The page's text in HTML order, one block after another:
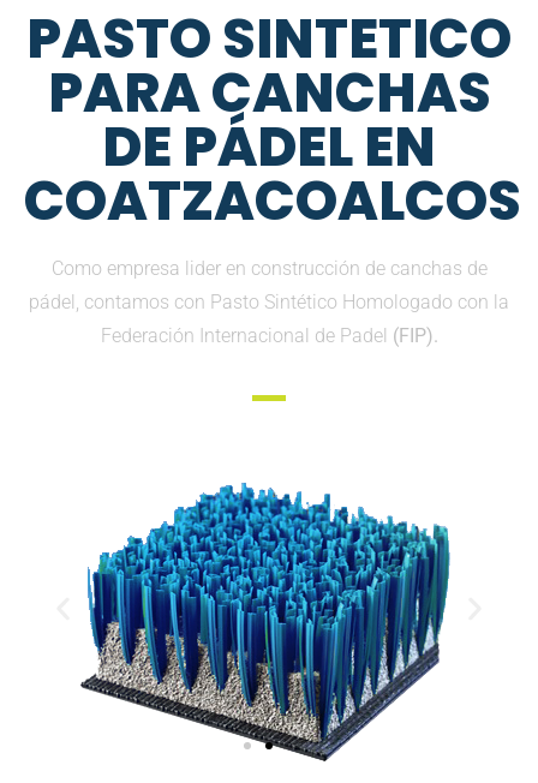
PASTO SINTETICO
PARA CANCHAS
DE PÁDEL EN
COATZACOALCOS
Como empresa lider en construcción de canchas de
pádel, contamos con Pasto Sintético Homologado con la
Federación Internacional de Padel (FIP).